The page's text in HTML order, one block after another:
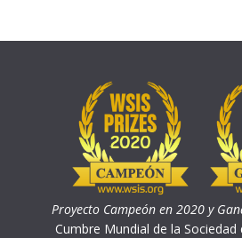
Proyecto Campeón en 2020 y
Cumbre Mundial de la